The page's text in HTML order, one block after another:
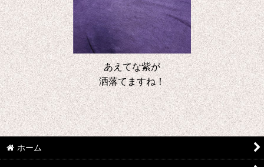
あえてな紫が
洒落てますね！
ホーム